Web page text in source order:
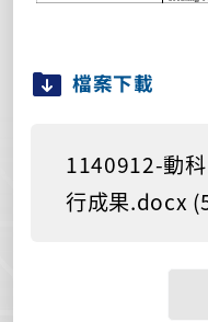
檔案下載
1140912-動
行成果.docx